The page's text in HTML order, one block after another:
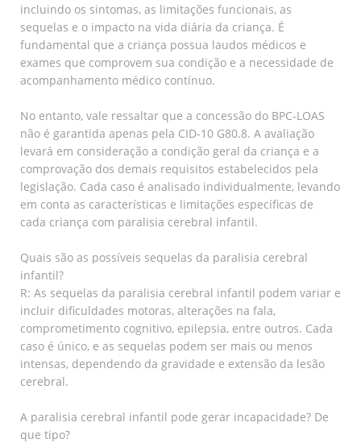
incluindo os sintomas, as limitações funcionais, as
sequelas e o impacto na vida diária da criança. É
fundamental que a criança possua laudos médicos e
exames que comprovem sua condição e a necessidade de
acompanhamento médico contínuo.
No entanto, vale ressaltar que a concessão do BPC-LOAS
não é garantida apenas pela CID-10 G80.8. A avaliação
levará em consideração a condição geral da criança e a
comprovação dos demais requisitos estabelecidos pela
legislação. Cada caso é analisado individualmente, levando
em conta as características e limitações específicas de
cada criança com paralisia cerebral infantil.
Quais são as possíveis sequelas da paralisia cerebral
infantil?
R: As sequelas da paralisia cerebral infantil podem variar e
incluir dificuldades motoras, alterações na fala,
comprometimento cognitivo, epilepsia, entre outros. Cada
caso é único, e as sequelas podem ser mais ou menos
intensas, dependendo da gravidade e extensão da lesão
cerebral.
A paralisia cerebral infantil pode gerar incapacidade? De
que tipo?